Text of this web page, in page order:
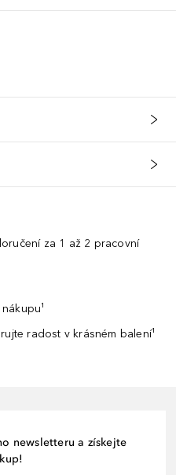
za 1 až 2 pracovní
radost v krásném balení¹
newsletteru a získejte